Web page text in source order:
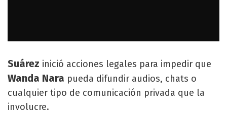
Suárez inició acciones legales para impedir que
Wanda Nara pueda difundir audios, chats o
cualquier tipo de comunicación privada que la
involucre.